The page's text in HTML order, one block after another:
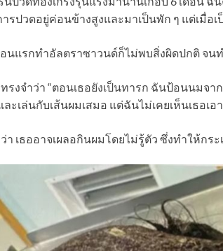
ารปวดอยู่ค่อนข้างสูงและมาเป็นพัก ๆ แต่เมื่อ
อนแรกทำอัลตราซาวนด์ก็ไม่พบสิ่งผิดปกติ จนท
รงจำว่า “ตอนเธอยังเป็นทารก ฉันป้อนนมจา
เล่นกับเส้นผมเสมอ แต่ฉันไม่เคยเห็นเธอเอ
เธออาจเผลอกินผมโดยไม่รู้ตัว ซึ่งทำให้กร